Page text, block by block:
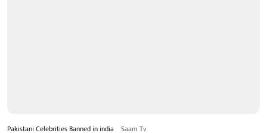
Pakistani Celebrities Banned in india Saam Tv